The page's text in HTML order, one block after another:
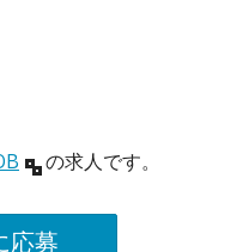
の求人です。
応募